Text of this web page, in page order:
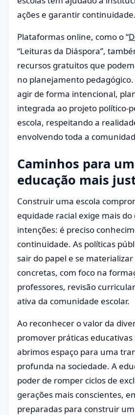
ações e garantir continuidade.
Plataformas online, como o “
“Leituras da Diáspora”,
recursos gratuitos que
no planejamento
agir de forma intencional,
integrada ao projeto político-
escola, respeitando a
envolvendo toda a
Caminhos para
educação mais
Construir uma escola
equidade racial exige mais do
intenções: é preciso
continuidade. As políticas
sair do papel e se
concretas, com foco na
professores, revisão
ativa da comunidade escolar.
Ao reconhecer o valor da
promover práticas educativas
abrimos espaço para uma
profunda na sociedade. A
poder de romper ciclos de
gerações mais conscientes,
preparadas para construir